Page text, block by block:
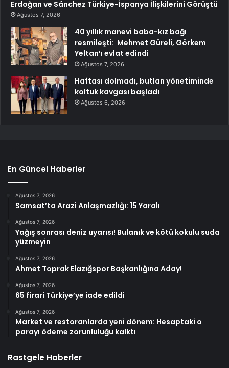
Erdoğan ve Sánchez Türkiye-İspanya İlişkilerini Görüştü
Ağustos 7, 2026
40 yıllık manevi baba-kız bağı
resmileşti: Mehmet Güreli, Görkem
Yeltan’ı evlat edindi
Ağustos 7, 2026
Haftası dolmadı, butlan yönetiminde
koltuk kavgası başladı
Ağustos 6, 2026
En Güncel Haberler
Ağustos 7, 2026
Samsat’ta Arazi Anlaşmazlığı: 15 Yaralı
Ağustos 7, 2026
Yağış sonrası deniz uyarısı! Bulanık ve kötü kokulu suda
yüzmeyin
Ağustos 7, 2026
Ahmet Toprak Elazığspor Başkanlığına Aday!
Ağustos 7, 2026
65 firari Türkiye’ye iade edildi
Ağustos 7, 2026
Market ve restoranlarda yeni dönem: Hesaptaki o
parayı ödeme zorunluluğu kalktı
Rastgele Haberler